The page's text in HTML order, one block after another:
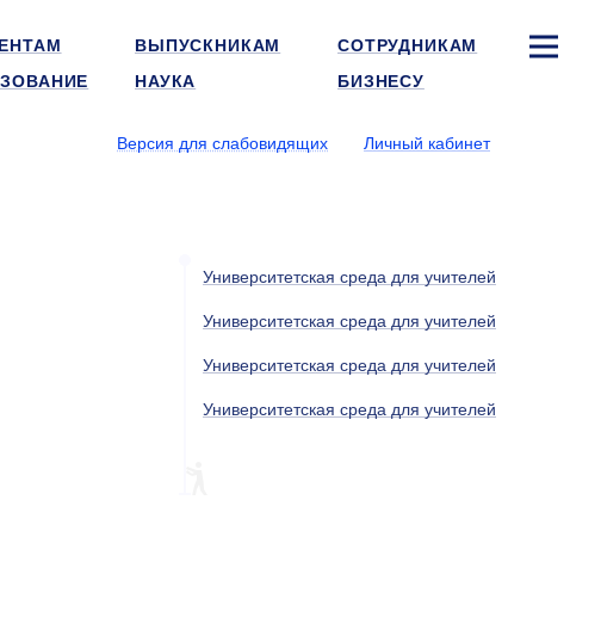
ВЫПУСКНИКАМ
СОТРУДНИКАМ
НАУКА БИЗНЕСУ
Версия для слабовидящих
Личный кабинет
Университетская среда для учителей
Университетская среда для учителей
Университетская среда для учителей
Университетская среда для учителей